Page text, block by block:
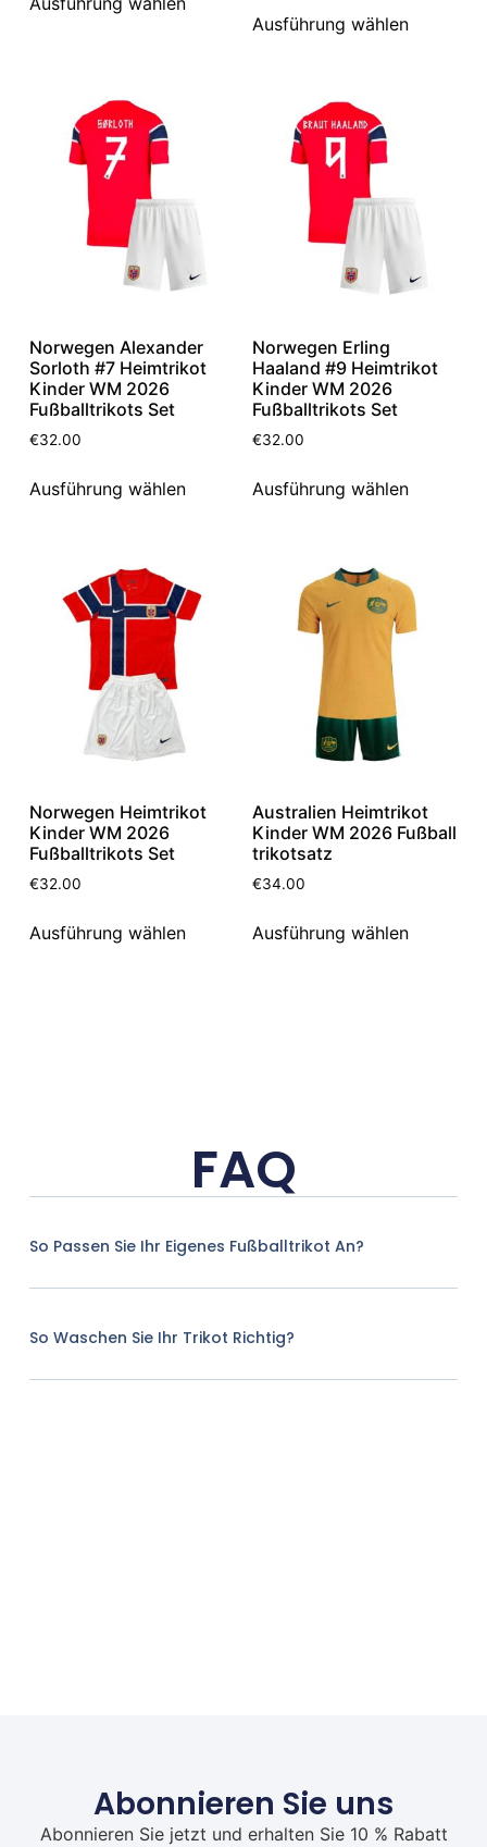
Ausführung wählen
Norwegen Alexander
Sorloth #7 Heimtrikot
Kinder WM 2026
Fußballtrikots Set
€32.00
Ausführung wählen
Norwegen Erling
Haaland #9 Heimtrikot
Kinder WM 2026
Fußballtrikots Set
€32.00
Ausführung wählen
Norwegen Heimtrikot
Kinder WM 2026
Fußballtrikots Set
€32.00
Ausführung wählen
Australien Heimtrikot
Kinder WM 2026 Fußball
trikotsatz
€34.00
Ausführung wählen
FAQ
So Passen Sie Ihr Eigenes Fußballtrikot An?
So Waschen Sie Ihr Trikot Richtig?
Abonnieren Sie uns
Abonnieren Sie jetzt und erhalten Sie 10 % Rabatt